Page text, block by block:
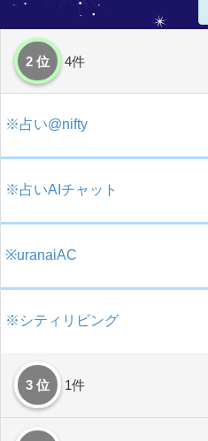
2 位 4件
※占い@nifty
※占いAIチャット
※uranaiAC
※シティリビング
3 位 1件